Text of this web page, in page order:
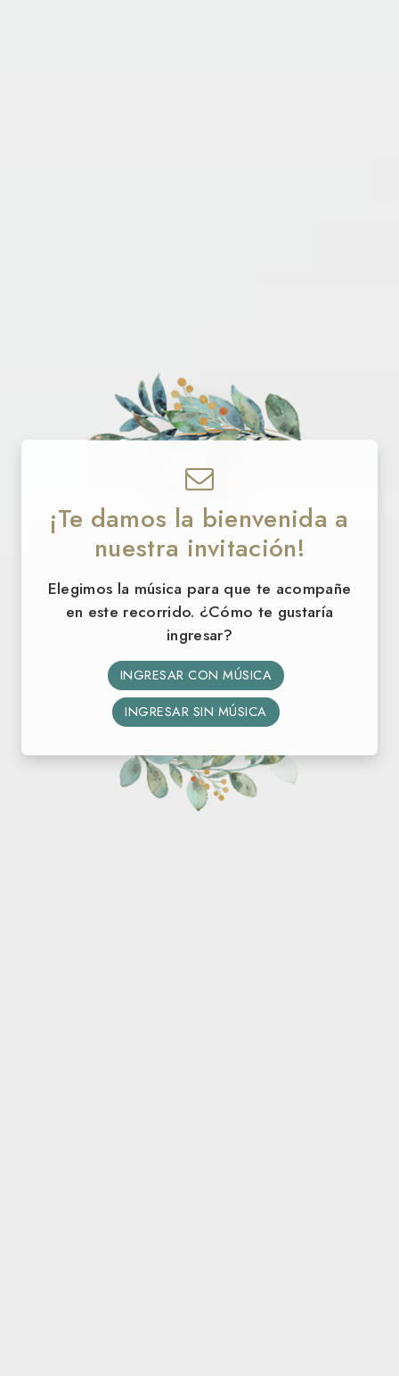
12 · 09 · 2026
Sol&Lean
¡NOS CASAMOS!
33
DÍAS
15
HORAS
52
MIN
53
SEG
¡Te damos la bienvenida a
nuestra invitación!
Elegimos la música para que te acompañe
en este recorrido. ¿Cómo te gustaría
ingresar?
INGRESAR CON MÚSICA
INGRESAR SIN MÚSICA